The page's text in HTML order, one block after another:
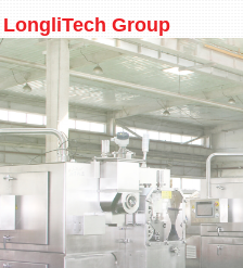
LongliTech Group